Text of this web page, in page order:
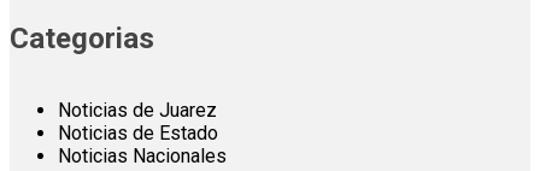
Categorias
Noticias de Juarez
Noticias de Estado
Noticias Nacionales